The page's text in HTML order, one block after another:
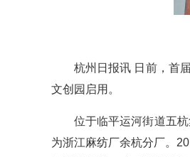
杭州日报讯 日前，首
文创园启用。
位于临平运河街道五
为浙江麻纺厂余杭分厂。